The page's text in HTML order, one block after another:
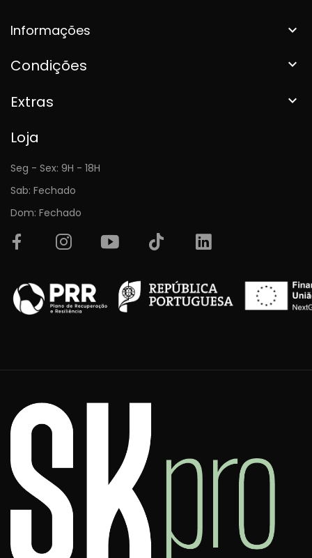
Informações 
Condições 
Extras 
Loja
Seg - Sex: 9H - 18H
Sab: Fechado
Dom: Fechado